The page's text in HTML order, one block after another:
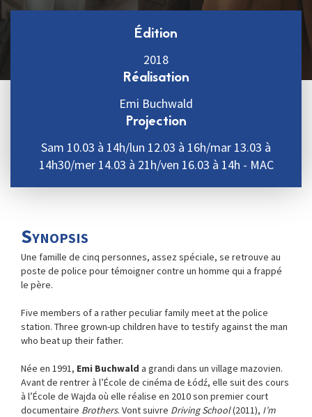
Édition
2018
Réalisation
Emi Buchwald
Projection
Sam 10.03 à 14h/lun 12.03 à 16h/mar 13.03 à
14h30/mer 14.03 à 21h/ven 16.03 à 14h - MAC
Synopsis
Une famille de cinq personnes, assez spéciale, se retrouve au
poste de police pour témoigner contre un homme qui a frappé
le père.
Five members of a rather peculiar family meet at the police
station. Three grown-up children have to testify against the man
who beat up their father.
Née en 1991, Emi Buchwald a grandi dans un village mazovien.
Avant de rentrer à l’École de cinéma de Łódź, elle suit des cours
à l’École de Wajda où elle réalise en 2010 son premier court
documentaire Brothers. Vont suivre Driving School(2011), I’m